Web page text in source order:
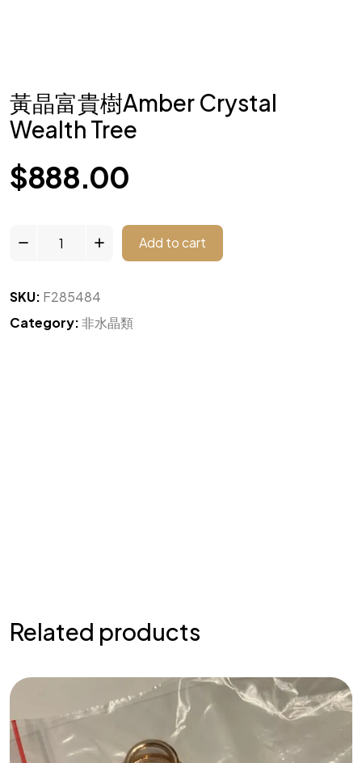
黃晶富貴樹Amber Crystal
Wealth Tree
$888.00
Add to cart
SKU: F285484
Category:非水晶類
Related products